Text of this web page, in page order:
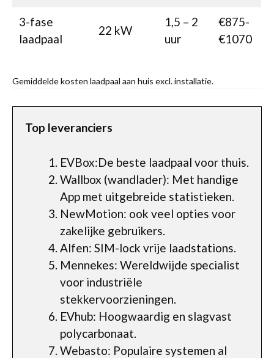
3-fase
laadpaal
22 kW
1,5 – 2
uur
€875-
€1070
Gemiddelde kosten laadpaal aan huis excl. installatie.
Top leveranciers
EVBox:De beste laadpaal voor thuis.
Wallbox (wandlader): Met handige
App met uitgebreide statistieken.
NewMotion: ook veel opties voor
zakelijke gebruikers.
Alfen: SIM-lock vrije laadstations.
Mennekes: Wereldwijde specialist
voor industriële
stekkervoorzieningen.
EVhub: Hoogwaardig en slagvast
polycarbonaat.
Webasto: Populaire systemen al